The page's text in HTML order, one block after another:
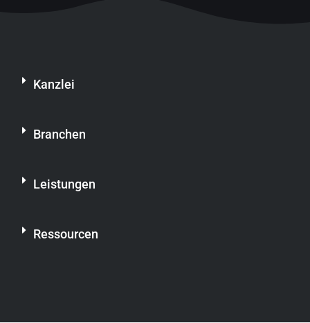
Kanzlei
Branchen
Leistungen
Ressourcen